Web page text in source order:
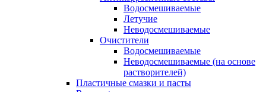
Водосмешиваемые
Летучие
Неводосмешиваемые
Очистители
Водосмешиваемые
Неводосмешиваемые (на основе
растворителей)
Пластичные смазки и пасты